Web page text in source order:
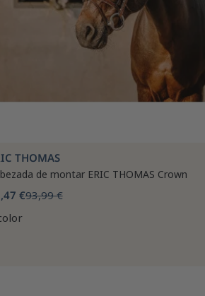
THOMAS
de montar ERIC THOMAS Crown
€93,99 €